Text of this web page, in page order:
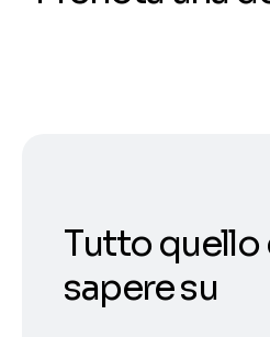
Tutto quello
sapere su